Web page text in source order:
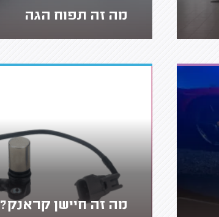
מה זה תפוח הגה
מה זה חיישן קראנק?